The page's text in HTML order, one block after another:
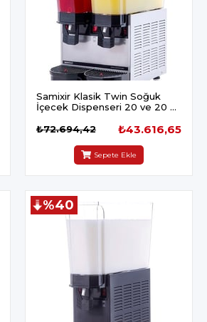
Samixir Klasik Twin Soğuk
İçecek Dispenseri 20 ve 20 L
₺43.616,65
₺72.694,42
Sepete Ekle
%40